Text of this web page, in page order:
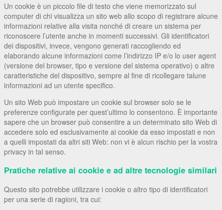
Un cookie è un piccolo file di testo che viene memorizzato sul
computer di chi visualizza un sito web allo scopo di registrare alcune
informazioni relative alla visita nonché di creare un sistema per
riconoscere l’utente anche in momenti successivi. Gli identificatori
dei dispositivi, invece, vengono generati raccogliendo ed
elaborando alcune informazioni come l’indirizzo IP e/o lo user agent
(versione del browser, tipo e versione del sistema operativo) o altre
caratteristiche del dispositivo, sempre al fine di ricollegare talune
informazioni ad un utente specifico.
Un sito Web può impostare un cookie sul browser solo se le
preferenze configurate per quest’ultimo lo consentono. È importante
sapere che un browser può consentire a un determinato sito Web di
accedere solo ed esclusivamente ai cookie da esso impostati e non
a quelli impostati da altri siti Web: non vi è alcun rischio per la vostra
privacy in tal senso.
Pratiche relative ai cookie e ad altre tecnologie similari
Questo sito potrebbe utilizzare i cookie o altro tipo di identificatori
per una serie di ragioni, tra cui: